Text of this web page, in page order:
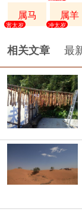
属马
害太岁
属羊
冲太岁
相关文章 最